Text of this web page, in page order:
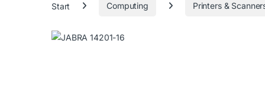
Start Computing Printers &